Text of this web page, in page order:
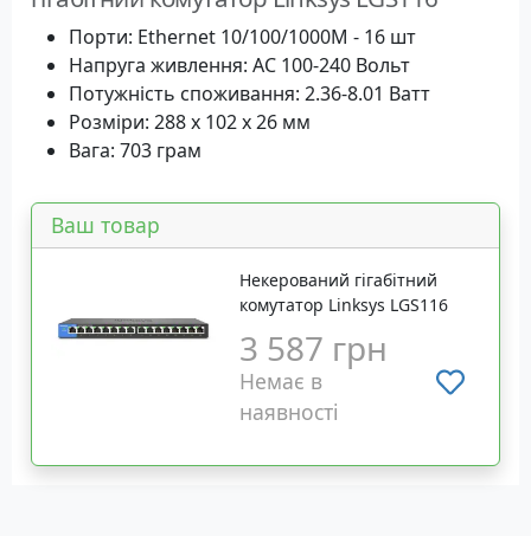
Порти: Ethernet 10/100/1000M - 16 шт
Напруга живлення: AC 100-240 Вольт
Потужність споживання: 2.36-8.01 Ватт
Розміри: 288 x 102 x 26 мм
Вага: 703 грам
Ваш товар
Некерований гігабітний
комутатор Linksys LGS116
3 587 грн
Немає в
наявності